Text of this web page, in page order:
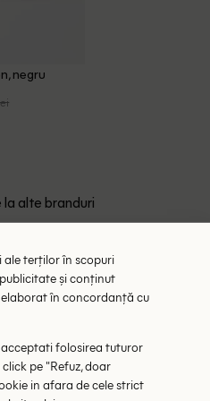
negru
alte branduri
ale terților în scopuri
și conținut
în concordanță cu
acceptati folosirea tuturor
pe "Refuz, doar
in afara de cele strict